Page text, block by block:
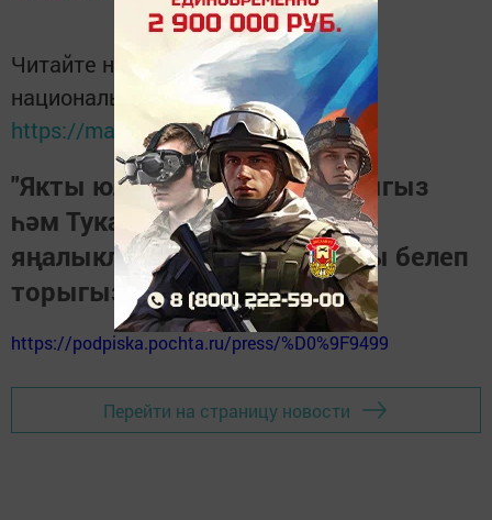
Читайте новости Татарстана в
национальном мессенджере MАХ:
https://max.ru/tatmedia
"Якты юл" газетасына язылыгыз
һәм Тукай районындагы
яңалыкларны, вакыйгаларны белеп
торыгыз
https://podpiska.pochta.ru/press/%D0%9F9499
Перейти на страницу новости